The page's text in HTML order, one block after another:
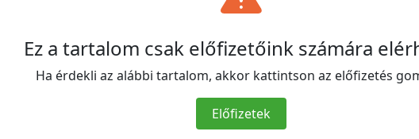
Ez a tartalom csak előfizetőink számára
Ha érdekli az alábbi tartalom, akkor kattintson az előfizetés
Előfizetek